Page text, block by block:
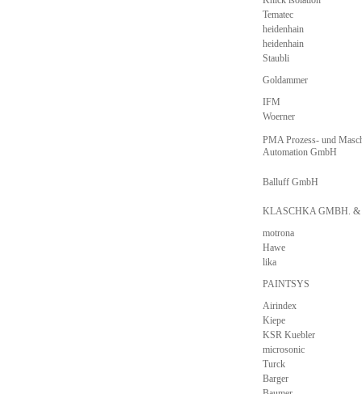
Tematec
heidenhain
heidenhain
Staubli
Goldammer
IFM
Woerner
PMA Prozess- und
Automation GmbH
Balluff GmbH
KLASCHKA GMBH. &
motrona
Hawe
lika
PAINTSYS
Airindex
Kiepe
KSR Kuebler
microsonic
Turck
Barger